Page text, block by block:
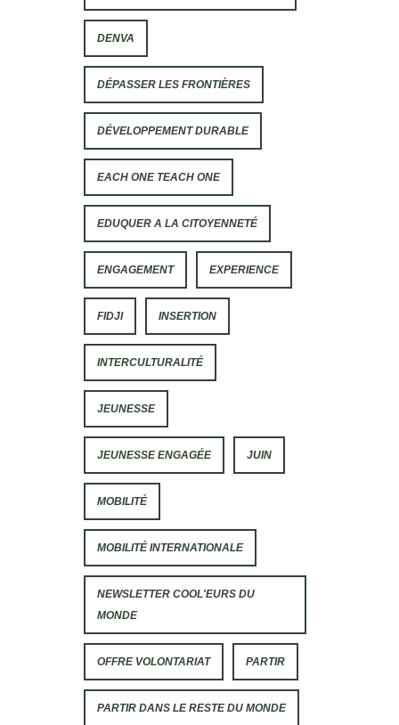
DENVA
DÉPASSER LES FRONTIÈRES
DÉVELOPPEMENT DURABLE
EACH ONE TEACH ONE
EDUQUER A LA CITOYENNETÉ
ENGAGEMENT EXPERIENCE
FIDJI INSERTION
INTERCULTURALITÉ
JEUNESSE
JEUNESSE ENGAGÉE JUIN
MOBILITÉ
MOBILITÉ INTERNATIONALE
NEWSLETTER COOL'EURS DU
MONDE
OFFRE VOLONTARIAT PARTIR
PARTIR DANS LE RESTE DU MONDE